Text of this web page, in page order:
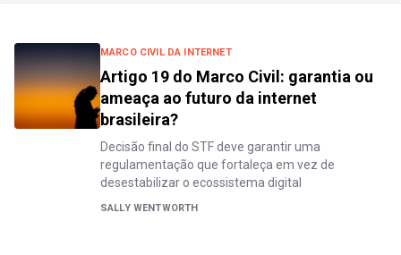
MARCO CIVIL DA INTERNET
Artigo 19 do Marco Civil: garantia ou
ameaça ao futuro da internet
brasileira?
Decisão final do STF deve garantir uma
regulamentação que fortaleça em vez de
desestabilizar o ecossistema digital
SALLY WENTWORTH